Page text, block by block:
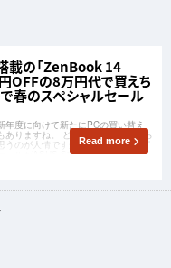
載の「ZenBook 14
OFFの8万円代で買えち
春のスペシャルセール
度に向けて新たにPCの買い替え
ありますね。 どうせ買い換えるなら
うのが人情ですが、そんな人達にピ
ールがASUS Storeで開催中です！
Read more